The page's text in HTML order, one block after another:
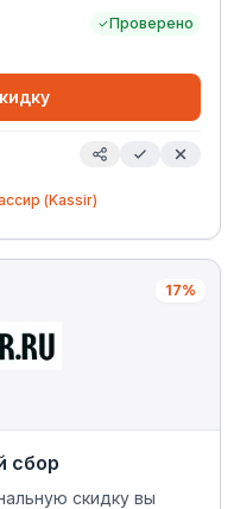
Проверено
(Kassir)
17%
сбор
скидку вы